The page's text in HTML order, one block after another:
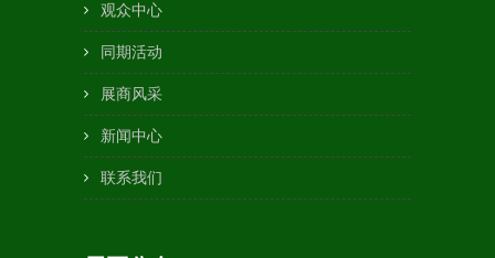
观众中心
同期活动
展商风采
新闻中心
联系我们